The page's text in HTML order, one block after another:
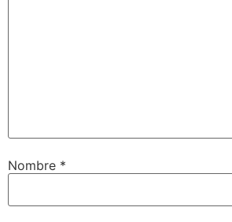
Nombre *